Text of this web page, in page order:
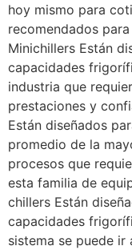
hoy mismo para
recomendados
Minichillers Están
capacidades
industria que
prestaciones y
Están diseñados
promedio de la
procesos que
esta familia de
chillers Están
capacidades
sistema se puede ir